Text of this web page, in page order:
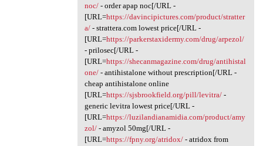
noc/- order apap noc[/URL -
[URL=https://davincipictures.com/product/stratter
a/- strattera.com lowest price[/URL -
[URL=https://parkerstaxidermy.com/drug/arpezol/
- prilosec[/URL -
[URL=https://shecanmagazine.com/drug/antihistal
one/- antihistalone without prescription[/URL -
cheap antihistalone online
[URL=https://sjsbrookfield.org/pill/levitra/-
generic levitra lowest price[/URL -
[URL=https://luzilandianamidia.com/product/amy
zol/- amyzol 50mg[/URL -
[URL=https://fpny.org/atridox/- atridox from